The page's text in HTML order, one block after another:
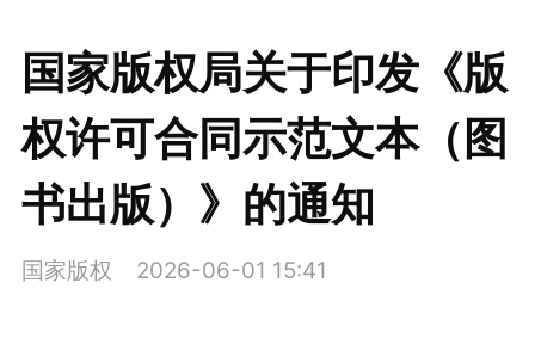
国家版权局关于印发《版
权许可合同示范文本（图
书出版）》的通知
国家版权 2026-06-01 15:41